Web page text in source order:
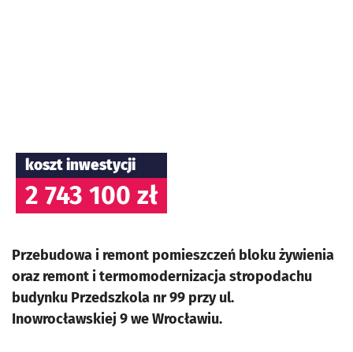
koszt inwestycji
2 743 100 zł
Przebudowa i remont pomieszczeń bloku żywienia
oraz remont i termomodernizacja stropodachu
budynku Przedszkola nr 99 przy ul.
Inowrocławskiej 9 we Wrocławiu.